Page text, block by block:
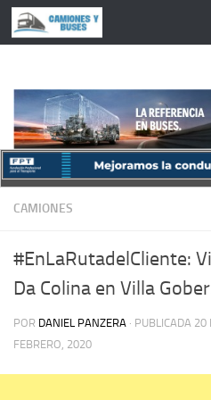
Saltar al contenido
CAMIONES
#EnLaRutadelCliente:
Da Colina en Villa
POR DANIEL PANZERA · PUBLICADA 20
FEBRERO, 2020